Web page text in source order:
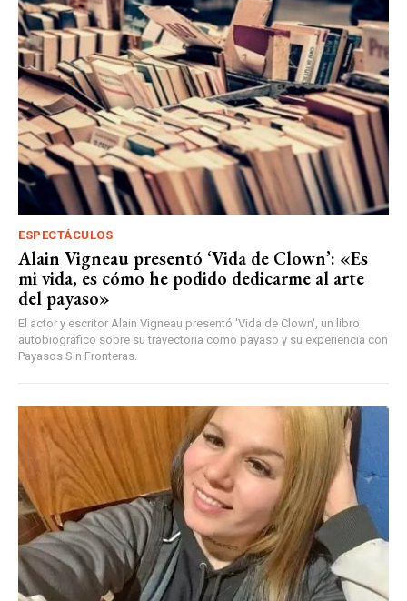
ESPECTÁCULOS
Alain Vigneau presentó ‘Vida de Clown’: «Es
mi vida, es cómo he podido dedicarme al arte
del payaso»
El actor y escritor Alain Vigneau presentó 'Vida de Clown', un libro
autobiográfico sobre su trayectoria como payaso y su experiencia con
Payasos Sin Fronteras.